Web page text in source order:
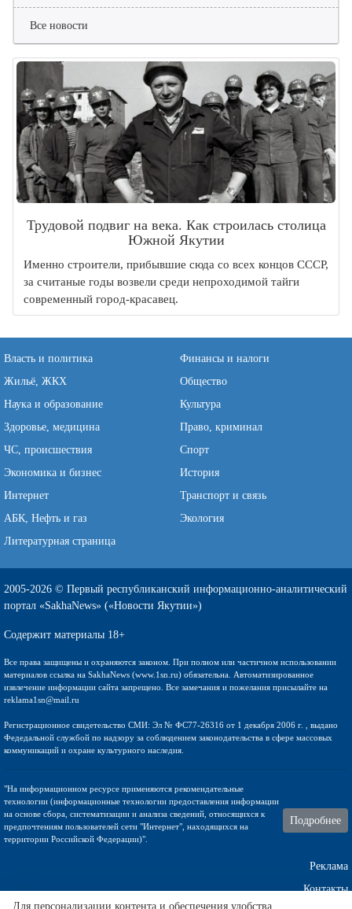
Все новости
Трудовой подвиг на века. Как строилась столица
Южной Якутии
Именно строители, прибывшие сюда со всех концов СССР,
за считаные годы возвели среди непроходимой тайги
современный город-красавец.
Власть и политика
Финансы и налоги
Жильё, ЖКХ
Общество
Наука и образование
Культура
Здоровье, медицина
Право, криминал
ЧС, происшествия
Спорт
Экономика и бизнес
История
Интернет
Транспорт и связь
АБК, Нефть и газ
Экология
Литературная страница
2005-2026 © Первый республиканский информационно-аналитический
портал «SakhaNews» («Новости Якутии»)
Содержит материалы 18+
Все права защищены и охраняются законом. При полном или частичном использовании
материалов ссылка на SakhaNews (www.1sn.ru) обязательна. Автоматизированное
извлечение информации сайта запрещено. Все замечания и пожелания присылайте на
reklama1sn@mail.ru
Регистрационное свидетельство СМИ: Эл № ФС77-26316 от 1 декабря 2006 г. , выдано
Федедальной службой по надзору за соблюдением законодательства в сфере массовых
коммуникаций и охране культурного наследия.
"На информационном ресурсе применяются рекомендательные
технологии (информационные технологии предоставления информации
на основе сбора, систематизации и анализа сведений, относящихся к
предпочтениям пользователей сети "Интернет", находящихся на
территории Российской Федерации)".
Подробнее
Реклама
Контакты
Для персонализации контента и обеспечения удобства